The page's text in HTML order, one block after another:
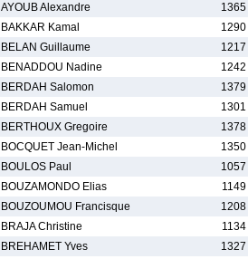
AYOUB Alexandre
1365
BAKKAR Kamal
1290
BELAN Guillaume
1217
BENADDOU Nadine
1242
BERDAH Salomon
1379
BERDAH Samuel
1301
BERTHOUX Gregoire
1378
BOCQUET Jean-Michel
1350
BOULOS Paul
1057
BOUZAMONDO Elias
1149
BOUZOUMOU Francisque
1208
BRAJA Christine
1134
BREHAMET Yves
1327